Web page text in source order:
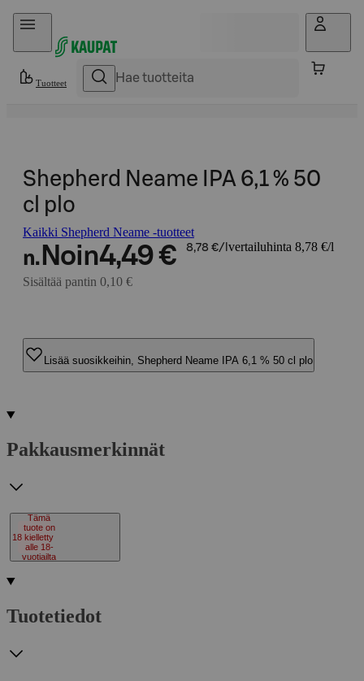
Hyppää sisältöön
Tuotteet
Shepherd Neame IPA 6,1 % 50
cl plo
Kaikki Shepherd Neame -tuotteet
n. Noin4,49 € 8,78 €/l vertailuhinta 8,78 €/l
Sisältää pantin 0,10 €
Lisää suosikkeihin, Shepherd Neame IPA 6,1 % 50 cl plo
Pakkausmerkinnät
18
Tämä
tuote on
kielletty
alle 18-
vuotiailta
Tuotetiedot